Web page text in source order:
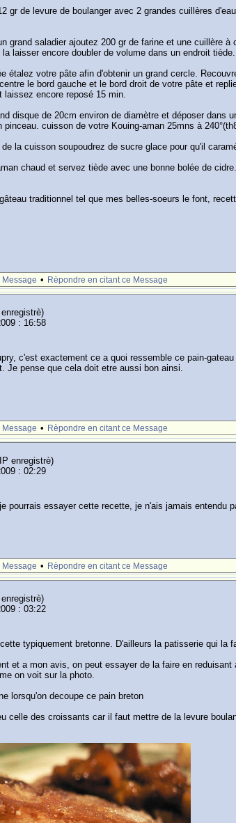
gr de levure de boulanger avec 2 grandes cuillères
grand saladier ajoutez 200 gr de farine et une cuillère
laisser encore doubler de volume dans un endroit tiède.
étalez votre pâte afin d'obtenir un grand cercle.
le bord gauche et le bord droit de votre pâte et
laissez encore reposé 15 min.
disque de 20cm environ de diamètre et déposer
pinceau. cuisson de votre Kouing-aman 25mns à
la cuisson soupoudrez de sucre glace pour qu'il
chaud et servez tiède avec une bonne bolée de cidre.
traditionnel tel que mes belles-soeurs le font,
Message • Rèpondre en citant ce Message
: 16:58
c'est exactement ce a quoi ressemble ce pain-
Je pense que cela doit etre aussi bon ainsi.
Message • Rèpondre en citant ce Message
enregistrè)
: 02:29
pourrais essayer cette recette, je n'ais jamais entendu
Message • Rèpondre en citant ce Message
: 03:22
typiquement bretonne. D'ailleurs la patisserie qui la
et a mon avis, on peut essayer de la faire en
on voit sur la photo.
lorsqu'on decoupe ce pain breton
celle des croissants car il faut mettre de la levure